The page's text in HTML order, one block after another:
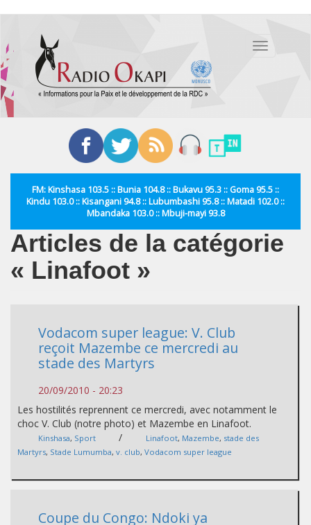
contenu
principal
Toggle
FM: Kinshasa 103.5 :: Bunia 104.8 :: Bukavu 95.3 :: Goma 95.5 ::
Kindu 103.0 :: Kisangani 94.8 :: Lubumbashi 95.8 :: Matadi 102.0 ::
Mbandaka 103.0 :: Mbuji-mayi 93.8
Articles de la catégorie
« Linafoot »
Vodacom super league: V. Club
reçoit Mazembe ce mercredi au
stade des Martyrs
20/09/2010 - 20:23
Les hostilités reprennent ce mercredi, avec notamment le
choc V. Club (notre photo) et Mazembe en Linafoot.
Kinshasa, Sport / Linafoot, Mazembe, stade des
Martyrs, Stade Lumumba, v. club, Vodacom super league
Coupe du Congo: Ndoki ya